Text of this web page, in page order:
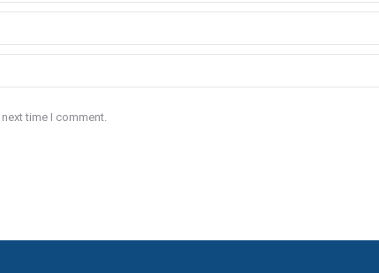
time I comment.